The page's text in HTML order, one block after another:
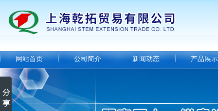
网站首页 公司简介 新闻动态 产品展示